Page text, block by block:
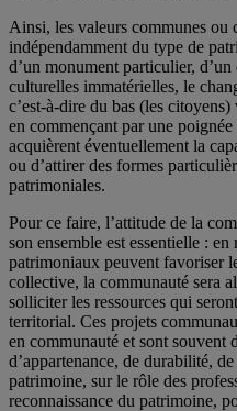
Ainsi, les valeurs communes ou
indépendamment du type de
d’un monument particulier,
culturelles immatérielles, le
c’est-à-dire du bas (les
en commençant par une
acquièrent éventuellement la
ou d’attirer des formes
patrimoniales.
Pour ce faire, l’attitude de la
son ensemble est essentielle :
patrimoniaux peuvent favoriser
collective, la communauté sera
solliciter les ressources qui
territorial. Ces projets
en communauté et sont souvent
d’appartenance, de durabilité,
patrimoine, sur le rôle des
reconnaissance du patrimoine,